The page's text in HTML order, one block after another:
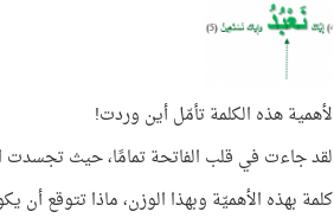
لأهمية هذه الكلمة تأمّل أين وردت!
لقد جاءت في قلب الفاتحة تمامًا، حيث تجسدت السبع المثاني (7 × 2)
كلمة بهذه الأهميّة وبهذا الوزن، ماذا تتوقع أن